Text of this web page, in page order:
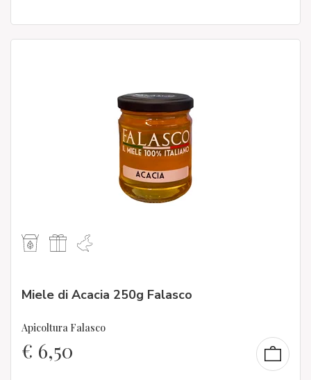
Miele di Acacia 250g Falasco
Apicoltura Falasco
€ 6,50